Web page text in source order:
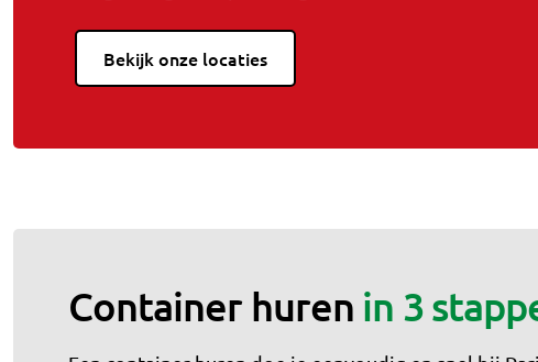
Bekijk onze locaties
Container huren in 3